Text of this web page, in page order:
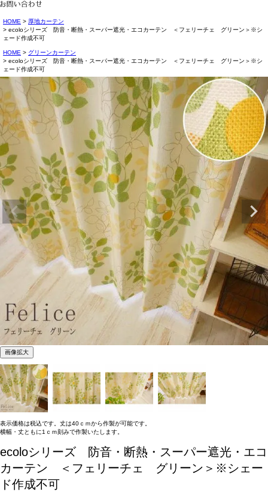
HOME
厚地カーテン
ecoloシリーズ 防音・断熱・スーパー遮光・エコカーテン ＜フェリーチェ グリーン＞※シ
ェード作成不可
HOME
グリーンカーテン
ecoloシリーズ 防音・断熱・スーパー遮光・エコカーテン ＜フェリーチェ グリーン＞※シ
ェード作成不可
画像拡大
表示価格は税込です。丈は40ｃｍから作製が可能です。
横幅・丈ともに1ｃｍ刻みで作製いたします。
ecoloシリーズ 防音・断熱・スーパー遮光・エコ
カーテン ＜フェリーチェ グリーン＞※シェー
ド作成不可